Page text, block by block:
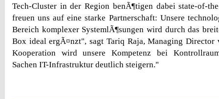
Tech-Cluster in der Region benÃ¶tigen dabei state-of-
freuen uns auf eine starke Partnerschaft: Unsere
Bereich komplexer SystemlÃ¶sungen wird durch das
Box ideal ergÃ¤nzt", sagt Tariq Raja, Managing Director
Kooperation wird unsere Kompetenz bei
Sachen IT-Infrastruktur deutlich steigern."